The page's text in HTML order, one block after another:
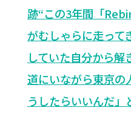
跡“この3年間「
がむしゃらに走って
していた自分から
道にいながら東京の
うしたらいいんだ」